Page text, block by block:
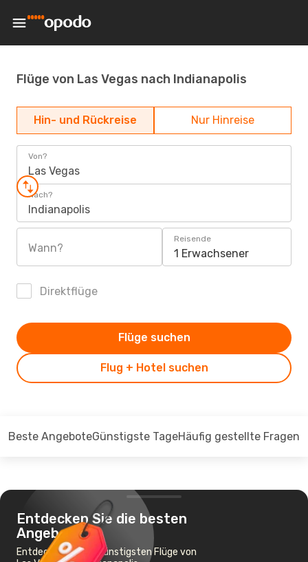
Flüge von Las Vegas nach Indianapolis
Hin- und Rückreise Nur Hinreise
Von?
Las Vegas
Nach?
Indianapolis
Wann?
Reisende
1 Erwachsener
Direktflüge
Flug + Hotel suchen
Flüge suchen
Beste AngeboteGünstigste TageHäufig gestellte Fragen
Entdecken Sie die besten
Angebote
Entdecken Sie die günstigsten Flüge von